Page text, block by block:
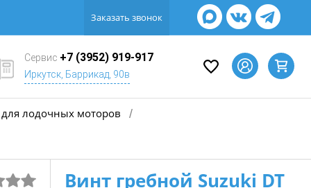
Заказать звонок
Сервис +7 (3952) 919-917
Иркутск, Баррикад, 90в
лодочных моторов /
Винт гребной Suzuki DT